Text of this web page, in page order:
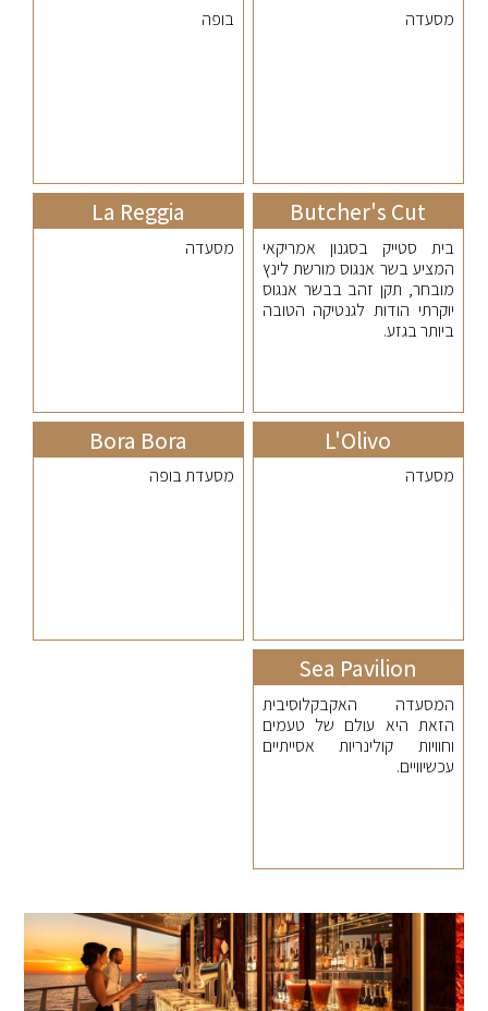
מסעדה בופה
Butcher's Cut
בית סטייק בסגנון אמריקאי
המציע בשר אנגוס מורשת לינץ
מובחר, תקן זהב בבשר אנגוס
יוקרתי הודות לגנטיקה הטובה
ביותר בגזע.
La Reggia
מסעדה
L'Olivo
מסעדה
Bora Bora
מסעדת בופה
Sea Pavilion
המסעדה האקבקלוסיבית
הזאת היא עולם של טעמים
וחוויות קולינריות אסייתיים
עכשיוויים.